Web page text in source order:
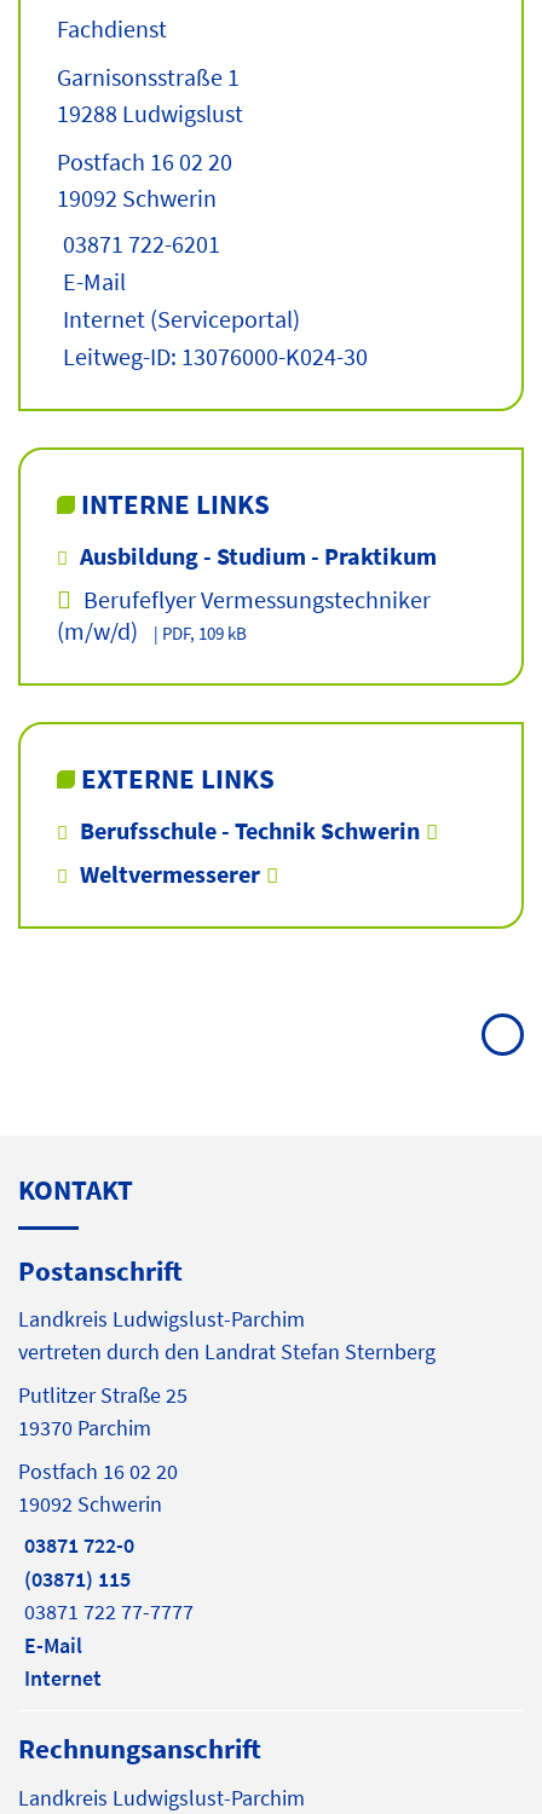
Fachdienst
Garnisonsstraße 1
19288 Ludwigslust
Postfach 16 02 20
19092 Schwerin
03871 722-6201
E-Mail
Internet (Serviceportal)
Leitweg-ID: 13076000-K024-30
INTERNE LINKS
Ausbildung - Studium - Praktikum
Berufeflyer Vermessungstechniker
(m/w/d)
| PDF, 109 kB
EXTERNE LINKS
Berufsschule - Technik Schwerin
Weltvermesserer
KONTAKT
Postanschrift
Landkreis Ludwigslust-Parchim
vertreten durch den Landrat Stefan Sternberg
Putlitzer Straße 25
19370 Parchim
Postfach 16 02 20
19092 Schwerin
03871 722-0
(03871) 115
03871 722 77-7777
E-Mail
Internet
Rechnungsanschrift
Landkreis Ludwigslust-Parchim